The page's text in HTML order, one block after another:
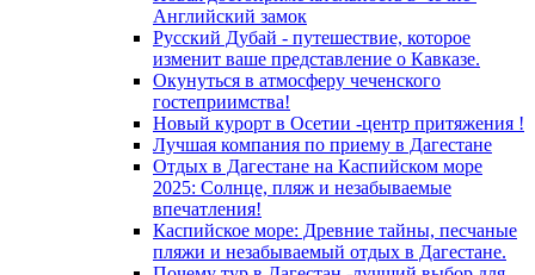
Английский замок
Русский Дубай - путешествие, которое
изменит ваше представление о Кавказе.
Окунуться в атмосферу чеченского
гостеприимства!
Новый курорт в Осетии -центр притяжения !
Лучшая компания по приему в Дагестане
Отдых в Дагестане на Каспийском море
2025: Солнце, пляж и незабываемые
впечатления!
Каспийское море: Древние тайны, песчаные
пляжи и незабываемый отдых в Дагестане.